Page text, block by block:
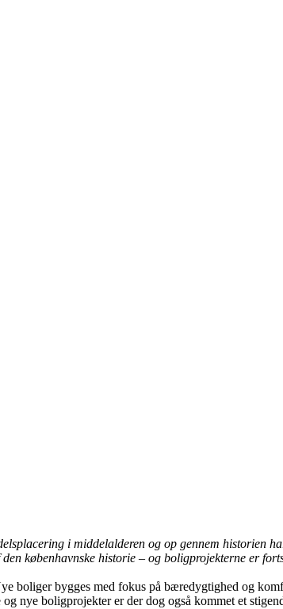
i middelalderen og op gennem historien
københavnske historie – og boligprojekterne er
boliger bygges med fokus på bæredygtighed og
nye boligprojekter er der dog også kommet et